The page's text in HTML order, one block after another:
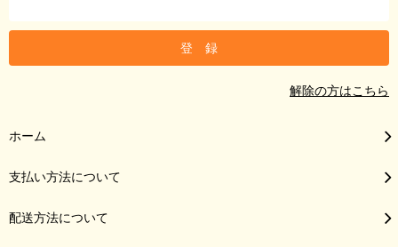
解除の方はこちら
ホーム
支払い方法について
配送方法について